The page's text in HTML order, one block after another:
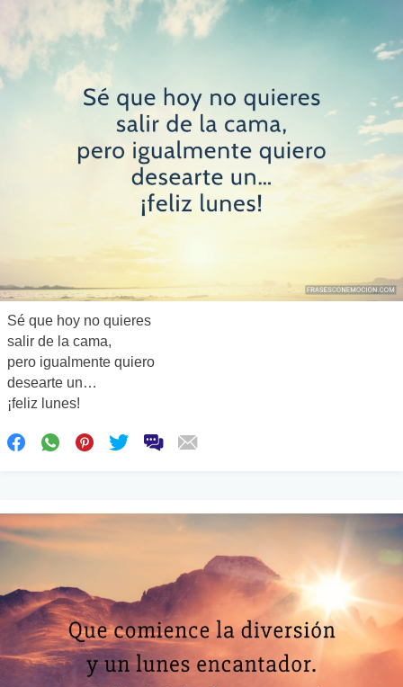
Sé que hoy no quieres
salir de la cama,
pero igualmente quiero
desearte un…
¡feliz lunes!